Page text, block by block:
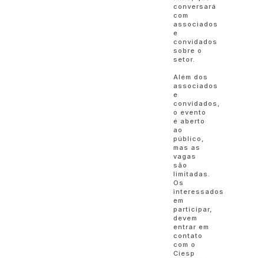
conversará
com
associados
e
convidados
sobre o
setor.
Além dos
associados
e
convidados,
o evento
é aberto
ao
público,
mas as
vagas
são
limitadas.
Os
interessados
em
participar,
devem
entrar em
contato
com o
Ciesp